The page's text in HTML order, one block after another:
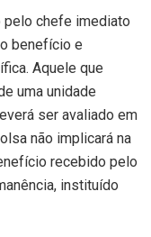
pelo chefe imediato
benefício e
Aquele que
uma unidade
ser avaliado em
não implicará na
recebido pelo
instituído